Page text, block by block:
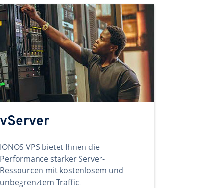
vServer
IONOS VPS bietet Ihnen die
Performance starker Server-
Ressourcen mit kostenlosem und
unbegrenztem Traffic.